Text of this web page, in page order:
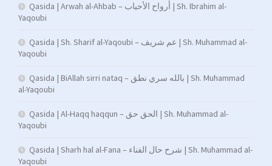
Qasida | Arwah al-Ahbab – أرواح الأحباب | Sh. Ibrahim al-
Yaqoubi
Qasida | Sh. Sharif al-Yaqoubi – عم شريف | Sh. Muhammad al-
Yaqoubi
Qasida | BiAllah sirri nataq – بالله سري نطق | Sh. Muhammad
al-Yaqoubi
Qasida | Al-Haqq haqqun – الحق حق | Sh. Muhammad al-
Yaqoubi
Qasida | Sharh hal al-Fana – شرح حال الفناء | Sh. Muhammad al-
Yaqoubi